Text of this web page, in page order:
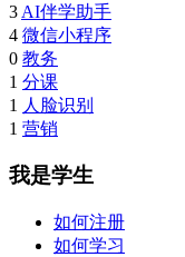
3 AI伴学助手
4 微信小程序
0 教务
1 分课
1 人脸识别
1 营销
我是学生
如何注册
如何学习